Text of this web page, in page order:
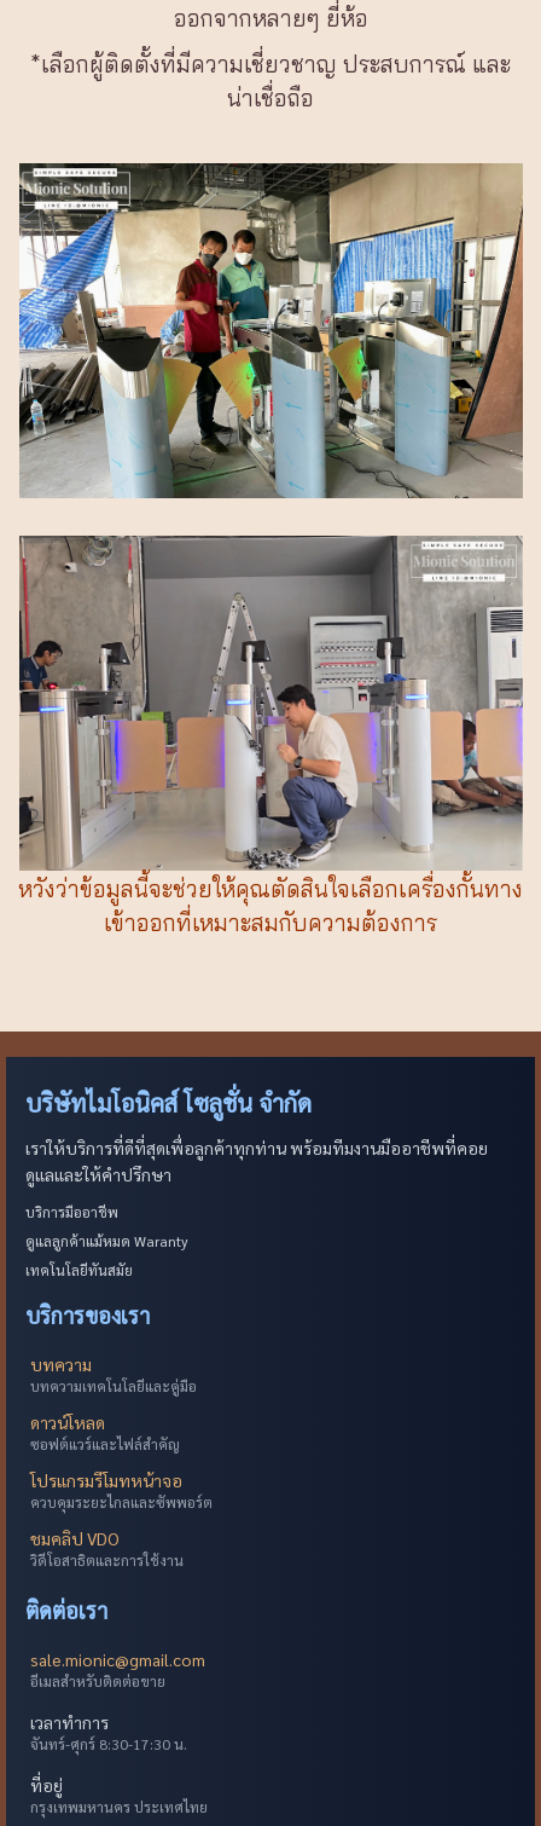
ออกจากหลายๆ ยี่ห้อ
*เลือกผู้ติดตั้งที่มีความเชี่ยวชาญ ประสบการณ์ และ
น่าเชื่อถือ
หวังว่าข้อมูลนี้จะช่วยให้คุณตัดสินใจเลือกเครื่องกั้นทาง
เข้าออกที่เหมาะสมกับความต้องการ
บริษัทไมโอนิคส์ โซลูชั่น จำกัด
เราให้บริการที่ดีที่สุดเพื่อลูกค้าทุกท่าน พร้อมทีมงานมืออาชีพที่คอย
ดูแลและให้คำปรึกษา
บริการมืออาชีพ
ดูแลลูกค้าแม้หมด Waranty
เทคโนโลยีทันสมัย
บริการของเรา
บทความ
บทความเทคโนโลยีและคู่มือ
ดาวน์โหลด
ซอฟต์แวร์และไฟล์สำคัญ
โปรแกรมรีโมทหน้าจอ
ควบคุมระยะไกลและซัพพอร์ต
ชมคลิป VDO
วิดีโอสาธิตและการใช้งาน
ติดต่อเรา
sale.mionic@gmail.com
อีเมลสำหรับติดต่อขาย
เวลาทำการ
จันทร์-ศุกร์ 8:30-17:30 น.
ที่อยู่
กรุงเทพมหานคร ประเทศไทย